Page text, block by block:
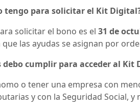
tengo para solicitar el Kit
solicitar el bono es el 31 de
las ayudas se asignan por
debo cumplir para acceder al Kit
o tener una empresa con
y con la Seguridad Social,